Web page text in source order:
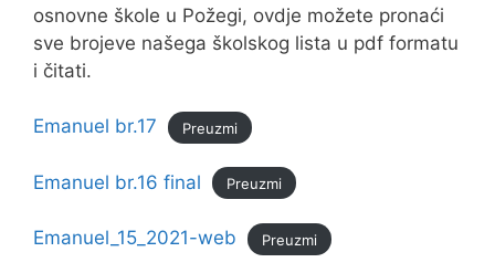
osnovne škole u Požegi, ovdje možete pronaći
sve brojeve našega školskog lista u pdf formatu
i čitati.
Emanuel br.17 Preuzmi
Emanuel br.16 final Preuzmi
Emanuel_15_2021-web Preuzmi